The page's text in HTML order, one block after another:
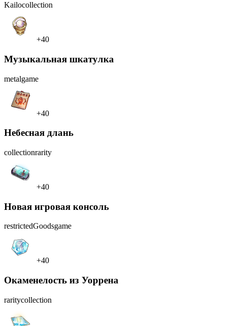
Kailocollection
+40
Музыкальная шкатулка
metalgame
+40
Небесная длань
collectionrarity
+40
Новая игровая консоль
restrictedGoodsgame
+40
Окаменелость из Уоррена
raritycollection